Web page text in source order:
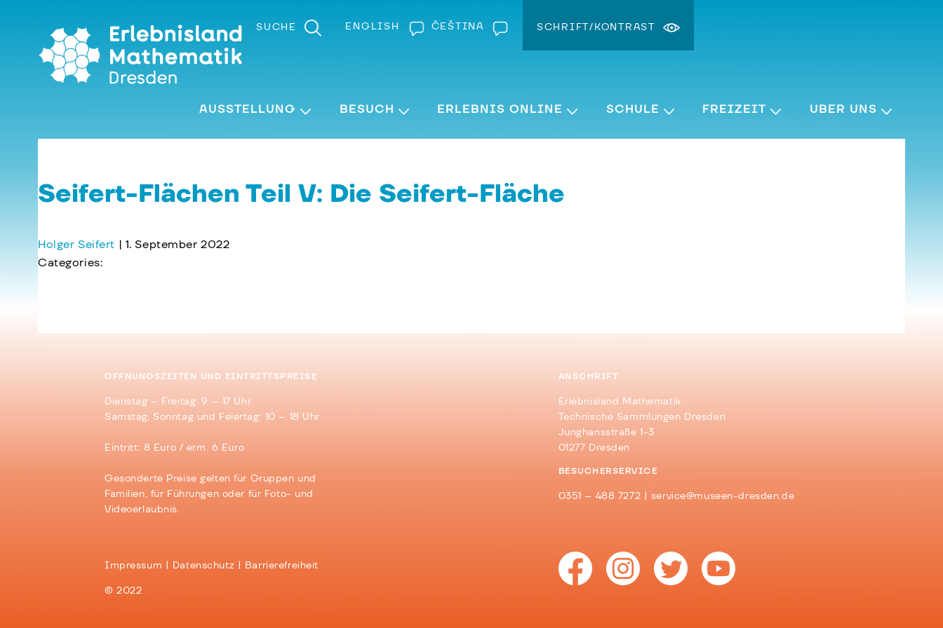
content
SUCHE ENGLISH ČEŠTINA SCHRIFT/KONTRAST
Kontrast ändern
AUSSTELLUNG BESUCH ERLEBNIS ONLINE SCHULE FREIZEIT ÜBER UNS
Seifert-Flächen Teil V: Die Seifert-Fläche
Holger Seifert
1. September 2022
Categories:
ÖFFNUNGSZEITEN UND EINTRITTSPREISE
Dienstag – Freitag: 9 – 17 Uhr
Samstag, Sonntag und Feiertag: 10 – 18 Uhr
Eintritt: 8 Euro / erm. 6 Euro
Gesonderte Preise gelten für Gruppen und
Familien, für Führungen oder für Foto- und
Videoerlaubnis.
Impressum Datenschutz Barrierefreiheit
© 2022
ANSCHRIFT
Erlebnisland Mathematik
Technische Sammlungen Dresden
Junghansstraße 1-3
01277 Dresden
BESUCHERSERVICE
0351 – 488 7272 | service@museen-dresden.de